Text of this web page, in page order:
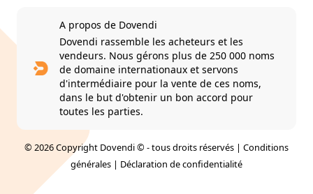
A propos de Dovendi
Dovendi rassemble les acheteurs et les
vendeurs. Nous gérons plus de 250 000 noms
de domaine internationaux et servons
d'intermédiaire pour la vente de ces noms,
dans le but d'obtenir un bon accord pour
toutes les parties.
© 2026 Copyright Dovendi © - tous droits réservés | Conditions
générales | Déclaration de confidentialité